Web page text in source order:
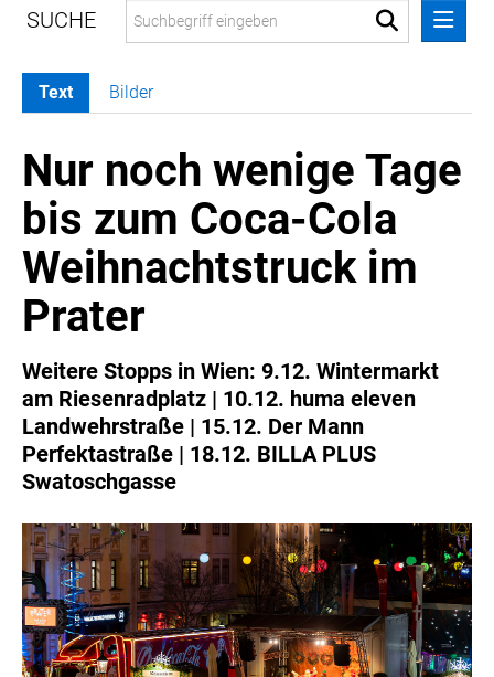
MELDUNGEN
COCA-COLA
Coca-Cola CUP
COCA-COLA HBC ÖSTERREICH
RÖMERQUELLE
ÖSTERREICHISCHE SPORTHILFE
KESCH
BARFLY'S CLUB
SPORTS MEDIA AUSTRIA
CULINARIUS
RECYCLEMICH-INITIATIVE
VIER HOCH VIER
ALFIES
HANNERSBERG
WILHELM-EXNER-MEDAILLEN STIFTUNG
ADMIRAL SPORTWETTEN
EWP RECYCLING PFAND ÖSTERREICH
Text Bilder
Nur noch wenige Tage
bis zum Coca-Cola
Weihnachtstruck im
Prater
Weitere Stopps in Wien: 9.12. Wintermarkt
am Riesenradplatz | 10.12. huma eleven
Landwehrstraße | 15.12. Der Mann
Perfektastraße | 18.12. BILLA PLUS
Swatoschgasse